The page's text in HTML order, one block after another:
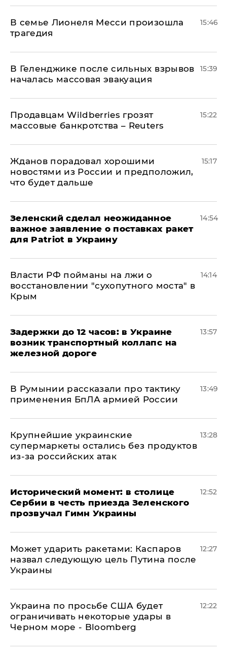
В семье Лионеля Месси произошла
трагедия
15:46
В Геленджике после сильных взрывов
началась массовая эвакуация
15:39
Продавцам Wildberries грозят
массовые банкротства – Reuters
15:22
Жданов порадовал хорошими
новостями из России и предположил,
что будет дальше
15:17
Зеленский сделал неожиданное
важное заявление о поставках ракет
для Patriot в Украину
14:54
Власти РФ пойманы на лжи о
восстановлении "сухопутного моста" в
Крым
14:14
Задержки до 12 часов: в Украине
возник транспортный коллапс на
железной дороге
13:57
В Румынии рассказали про тактику
применения БпЛА армией России
13:49
Крупнейшие украинские
супермаркеты остались без продуктов
из-за российских атак
13:28
Исторический момент: в столице
Сербии в честь приезда Зеленского
прозвучал Гимн Украины
12:52
Может ударить ракетами: Каспаров
назвал следующую цель Путина после
Украины
12:27
Украина по просьбе США будет
ограничивать некоторые удары в
Черном море - Bloomberg
12:22